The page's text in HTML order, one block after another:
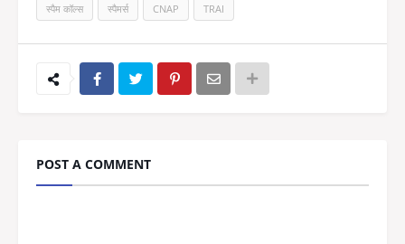
स्पैम कॉल्स स्पैमर्स CNAP TRAI
POST A COMMENT